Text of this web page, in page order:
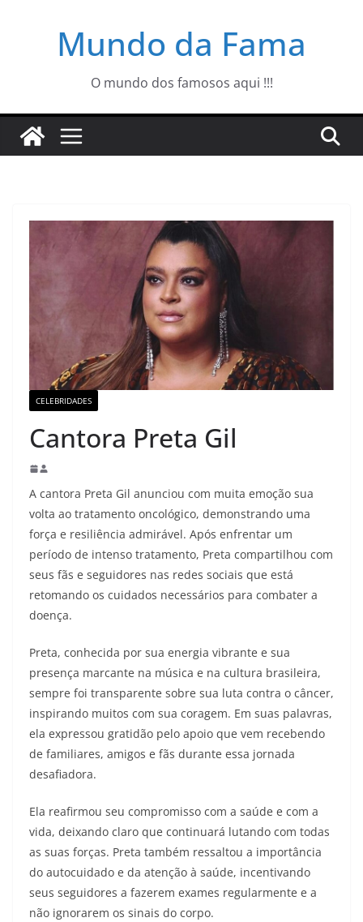
Mundo da Fama
O mundo dos famosos aqui !!!
CELEBRIDADES
Cantora Preta Gil
A cantora Preta Gil anunciou com muita emoção sua
volta ao tratamento oncológico, demonstrando uma
força e resiliência admirável. Após enfrentar um
período de intenso tratamento, Preta compartilhou com
seus fãs e seguidores nas redes sociais que está
retomando os cuidados necessários para combater a
doença.
Preta, conhecida por sua energia vibrante e sua
presença marcante na música e na cultura brasileira,
sempre foi transparente sobre sua luta contra o câncer,
inspirando muitos com sua coragem. Em suas palavras,
ela expressou gratidão pelo apoio que vem recebendo
de familiares, amigos e fãs durante essa jornada
desafiadora.
Ela reafirmou seu compromisso com a saúde e com a
vida, deixando claro que continuará lutando com todas
as suas forças. Preta também ressaltou a importância
do autocuidado e da atenção à saúde, incentivando
seus seguidores a fazerem exames regularmente e a
não ignorarem os sinais do corpo.